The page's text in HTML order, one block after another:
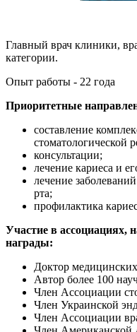
Главный врач клиники,
категории.
Опыт работы - 22 года
Приоритетные
составление
стоматологической
консультации;
лечение кариеса и
лечение
рта;
профилактика
Участие в ассоциациях,
награды:
Доктор
Автор более 100
Член Ассоциации
Член Украинской
Член Ассоциации